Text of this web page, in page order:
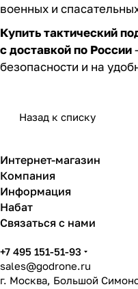
военных и
Купить тактический
с доставкой по России
безопасности и на
Назад к списку
Интернет-магазин
Компания
Информация
Набат
Связаться с нами
+7 495 151-51-93
sales@godrone.ru
г. Москва, Большой